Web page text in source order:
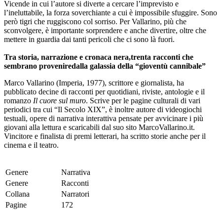
Vicende in cui l’autore si diverte a cercare l’imprevisto e
l’ineluttabile, la forza soverchiante a cui è impossibile sfuggire. Sono
però tigri che ruggiscono col sorriso. Per Vallarino, più che
sconvolgere, è importante sorprendere e anche divertire, oltre che
mettere in guardia dai tanti pericoli che ci sono là fuori.
Tra storia, narrazione e cronaca nera,trenta racconti che
sembrano proveniredalla galassia della “gioventù cannibale”
Marco Vallarino (Imperia, 1977), scrittore e giornalista, ha
pubblicato decine di racconti per quotidiani, riviste, antologie e il
romanzo Il cuore sul muro. Scrive per le pagine culturali di vari
periodici tra cui “Il Secolo XIX”, è inoltre autore di videogiochi
testuali, opere di narrativa interattiva pensate per avvicinare i più
giovani alla lettura e scaricabili dal suo sito MarcoVallarino.it.
Vincitore e finalista di premi letterari, ha scritto storie anche per il
cinema e il teatro.
Genere
Narrativa
Genere
Racconti
Collana
Narratori
Pagine
172